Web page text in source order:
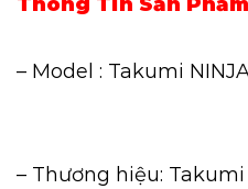
– Model : Takumi
– Thương hiệu: